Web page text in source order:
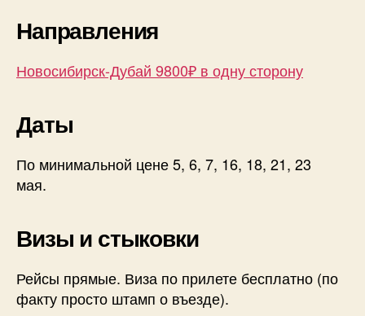
Направления
Новосибирск-Дубай 9800₽ в одну сторону
Даты
По минимальной цене 5, 6, 7, 16, 18, 21, 23
мая.
Визы и стыковки
Рейсы прямые. Виза по прилете бесплатно (по
факту просто штамп о въезде).